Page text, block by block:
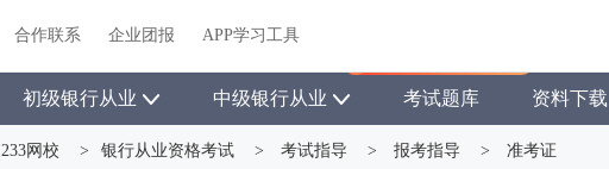
合作联系 企业团报 APP学习工具
直播 书店 资料 关于我们 帮助中心
初级银行从业 中级银行从业 考试题库 资料下载
233网校 > 银行从业资格考试 > 考试指导 > 报考指导 > 准考证